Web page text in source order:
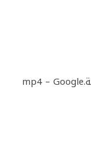
المادة: اللغة الانجليزية القسم: الابتدائي الصف: ثالث / بنين المعلمة: نوره المطيري عبر الرابط لغة انجليزية.mp4 – Google